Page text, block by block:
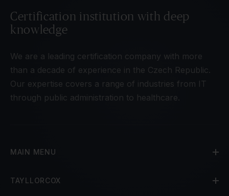
Certification institution with deep
knowledge
We are a leading certification company with more
than a decade of experience in the Czech Republic.
Our expertise covers a range of industries from IT
through public administration to healthcare.
MAIN MENU
TAYLLORCOX